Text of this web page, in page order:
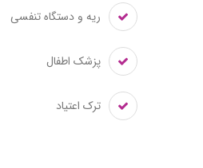
ریه و دستگاه تنفسی
پزشک اطفال
ترک اعتیاد